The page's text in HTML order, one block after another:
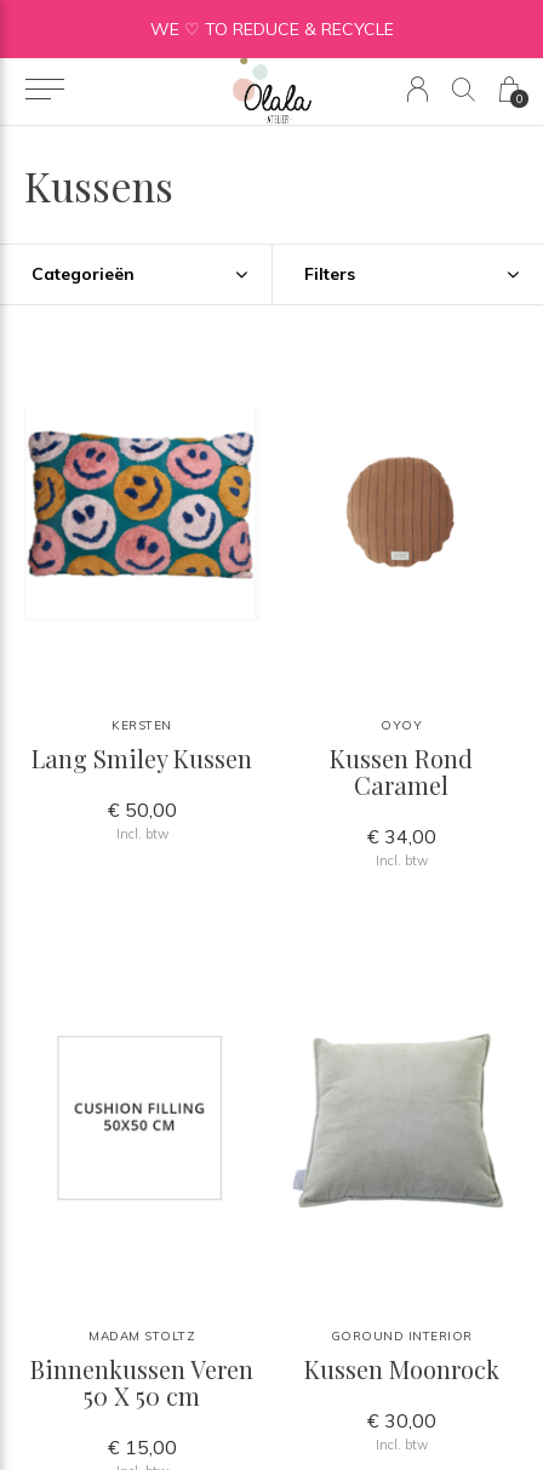
0
WE ♡ TO REDUCE & RECYCLE
Kussens
Categorieën Filters
KERSTEN
Lang Smiley Kussen
€ 50,00
Incl. btw
OYOY
Kussen Rond
Caramel
€ 34,00
Incl. btw
MADAM STOLTZ
Binnenkussen Veren
50 X 50 cm
€ 15,00
GOROUND INTERIOR
Kussen Moonrock
€ 30,00
Incl. btw